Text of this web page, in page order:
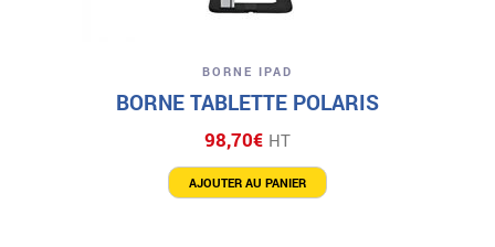
BORNE IPAD
BORNE TABLETTE POLARIS
98,70€ HT
AJOUTER AU PANIER